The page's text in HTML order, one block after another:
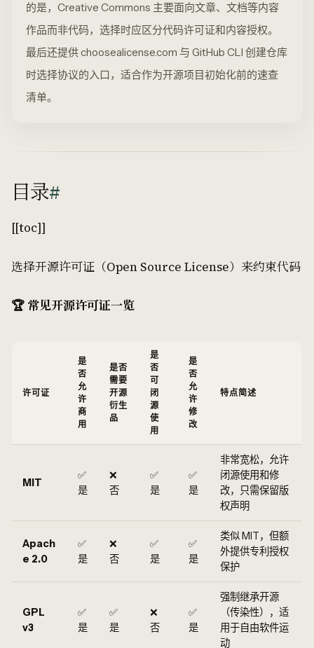
的是，Creative Commons 主要面向文章、文档等内容
作品而非代码，选择时应区分代码许可证和内容授权。
最后还提供 choosealicense.com 与 GitHub CLI 创建仓库
时选择协议的入口，适合作为开源项目初始化前的速查
清单。
目录#
[[toc]]
选择开源许可证（Open Source License）来约束代码
🏆 常见开源许可证一览
许可证
是
否
允
许
商
用
是否
需要
开源
衍生
品
是
否
可
闭
源
使
用
是
否
允
许
修
改
特点简述
MIT
✅
是
❌
否
✅
是
✅
是
非常宽松，允许
闭源使用和修
改，只需保留版
权声明
Apach
e 2.0
✅
是
❌
否
✅
是
✅
是
类似 MIT，但额
外提供专利授权
保护
GPL
v3
✅
是
✅
是
❌
否
✅
是
强制继承开源
（传染性），适
用于自由软件运
动